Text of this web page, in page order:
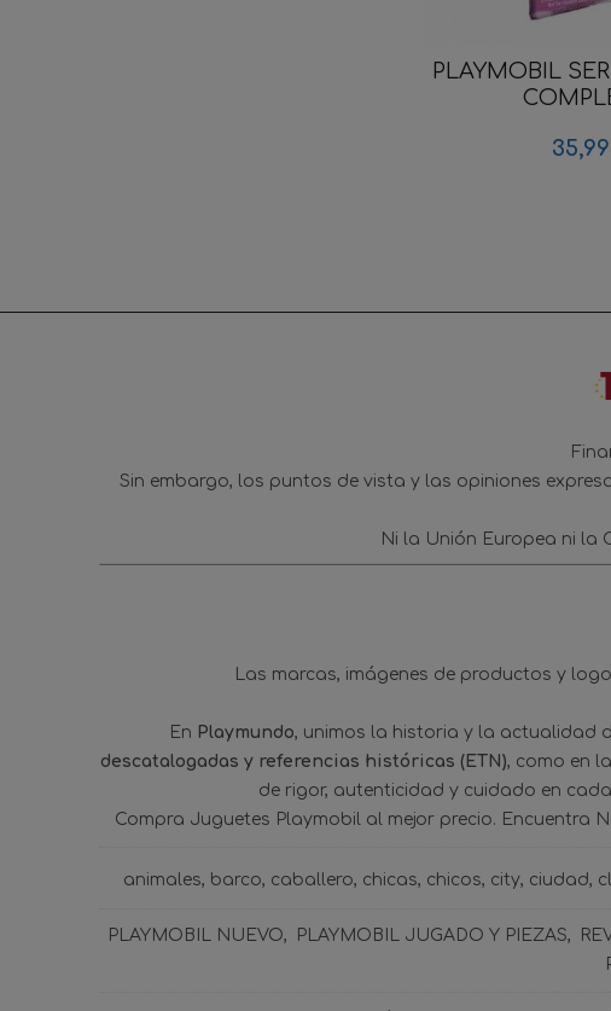
PLAYMOBIL
Sin embargo, los puntos de vista y las opiniones
Ni la Unión Europea ni la
Las marcas, imágenes de productos y
En Playmundo, unimos la historia y la actualidad
descatalogadas y referencias históricas (ETN), como en
de rigor, autenticidad y cuidado en
Compra Juguetes Playmobil al mejor precio. Encuentra
animales barco caballero chicas chicos city ciudad
PLAYMOBIL NUEVO PLAYMOBIL JUGADO Y PIEZAS